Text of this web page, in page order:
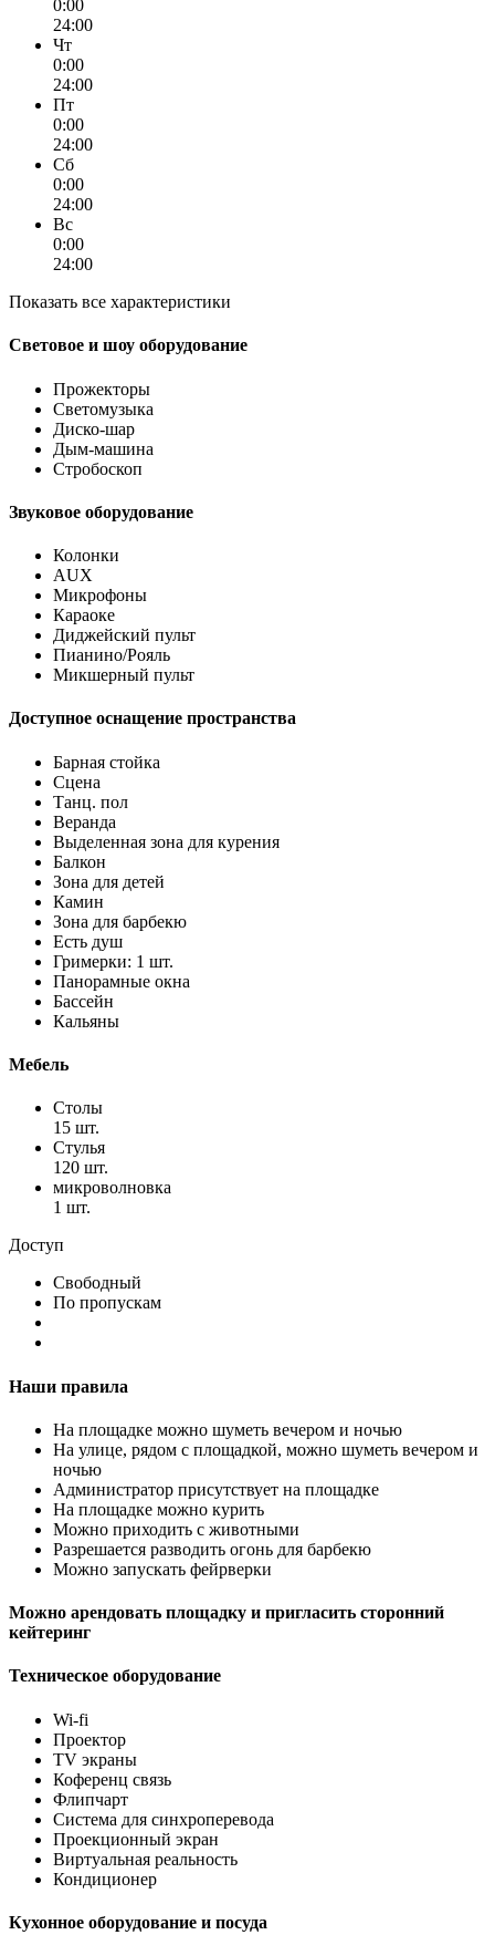
0:00
24:00
Чт
0:00
24:00
Пт
0:00
24:00
Сб
0:00
24:00
Вс
0:00
24:00
Показать все характеристики
Световое и шоу оборудование
Прожекторы
Светомузыка
Диско-шар
Дым-машина
Стробоскоп
Звуковое оборудование
Колонки
AUX
Микрофоны
Караоке
Диджейский пульт
Пианино/Рояль
Микшерный пульт
Доступное оснащение пространства
Барная стойка
Сцена
Танц. пол
Веранда
Выделенная зона для курения
Балкон
Зона для детей
Камин
Зона для барбекю
Есть душ
Гримерки: 1 шт.
Панорамные окна
Бассейн
Кальяны
Мебель
Столы
15 шт.
Стулья
120 шт.
микроволновка
1 шт.
Доступ
Свободный
По пропускам
Наши правила
На площадке можно шуметь вечером и ночью
На улице, рядом с площадкой, можно шуметь вечером и
ночью
Администратор присутствует на площадке
На площадке можно курить
Можно приходить с животными
Разрешается разводить огонь для барбекю
Можно запускать фейрверки
Можно арендовать площадку и пригласить сторонний
кейтеринг
Техническое оборудование
Wi-fi
Проектор
TV экраны
Коференц связь
Флипчарт
Система для синхроперевода
Проекционный экран
Виртуальная реальность
Кондиционер
Кухонное оборудование и посуда